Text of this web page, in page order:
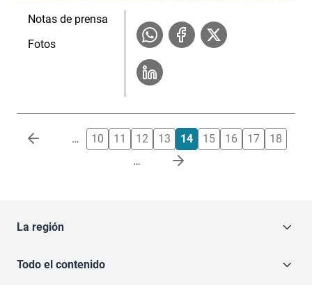
Notas de prensa
Fotos
Paginación … 10 11 12 13 14 15 16 17
18
…
La región
Todo el contenido